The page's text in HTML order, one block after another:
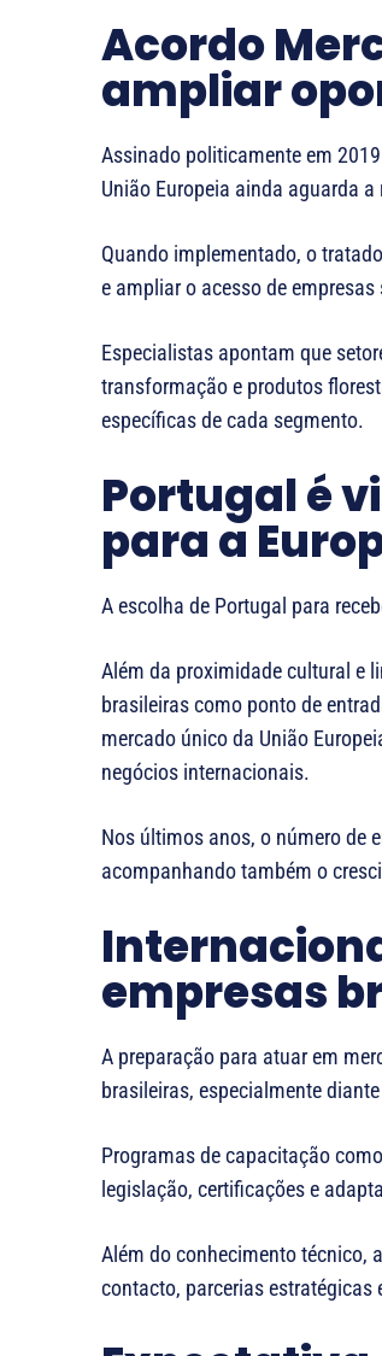
Acordo
ampliar
Assinado politicamente em
União Europeia ainda aguarda
Quando implementado, o
e ampliar o acesso de
Especialistas apontam que
transformação e produtos
específicas de cada segmento.
Portugal é
para a
A escolha de Portugal para
Além da proximidade cultural e
brasileiras como ponto de
mercado único da União
negócios internacionais.
Nos últimos anos, o número de
acompanhando também o
empresas
A preparação para atuar em
brasileiras, especialmente
Programas de capacitação
legislação, certificações e
Além do conhecimento técnico,
contacto, parcerias